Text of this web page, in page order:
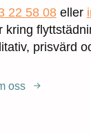
22 58 08eller
kring
prisvärd
oss